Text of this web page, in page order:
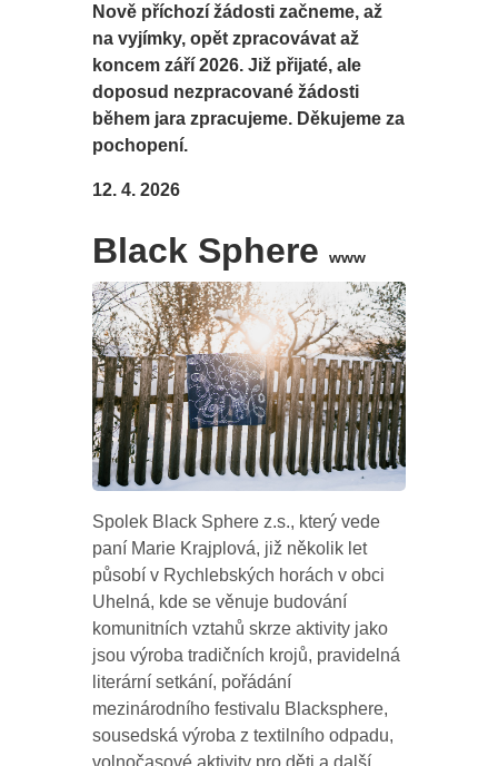
Nově příchozí žádosti začneme, až
na vyjímky, opět zpracovávat až
koncem září 2026. Již přijaté, ale
doposud nezpracované žádosti
během jara zpracujeme. Děkujeme za
pochopení.
12. 4. 2026
Black Spherewww
Spolek Black Sphere z.s., který vede
paní Marie Krajplová, již několik let
působí v Rychlebských horách v obci
Uhelná, kde se věnuje budování
komunitních vztahů skrze aktivity jako
jsou výroba tradičních krojů, pravidelná
literární setkání, pořádání
mezinárodního festivalu Blacksphere,
sousedská výroba z textilního odpadu,
volnočasové aktivity pro děti a další.